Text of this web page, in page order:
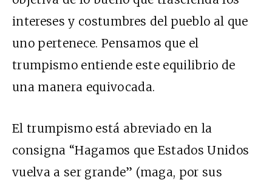
intereses y costumbres del pueblo al que
uno pertenece. Pensamos que el
trumpismo entiende este equilibrio de
una manera equivocada.
El trumpismo está abreviado en la
consigna “Hagamos que Estados Unidos
vuelva a ser grande” (maga, por sus